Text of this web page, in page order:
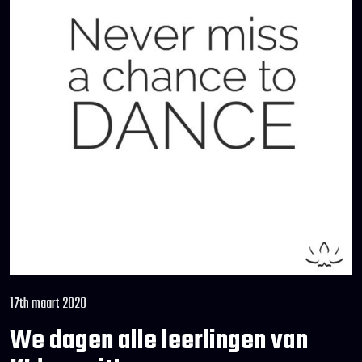
17th maart 2020
We dagen alle leerlingen van